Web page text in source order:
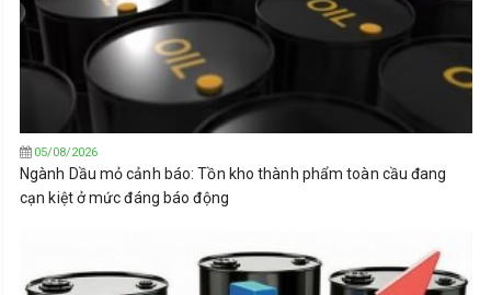
05/08/2026
Ngành Dầu mỏ cảnh báo: Tồn kho thành phẩm toàn cầu đang
cạn kiệt ở mức đáng báo động